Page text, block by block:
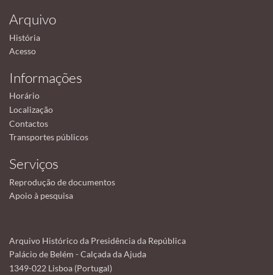
Arquivo
História
Acesso
Informações
Horário
Localização
Contactos
Transportes públicos
Serviços
Reprodução de documentos
Apoio à pesquisa
Arquivo Histórico da Presidência da República
Palácio de Belém - Calçada da Ajuda
1349-022 Lisboa (Portugal)